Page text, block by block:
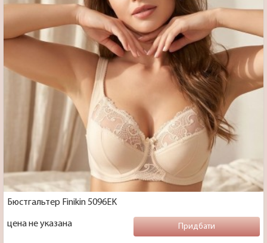
Бюстгальтер Finikin 5096EK
цена не указана Придбати